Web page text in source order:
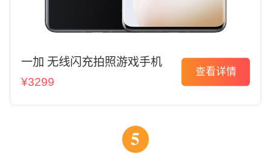
一加 无线闪充拍照游戏手机
¥3299
查看详情
5